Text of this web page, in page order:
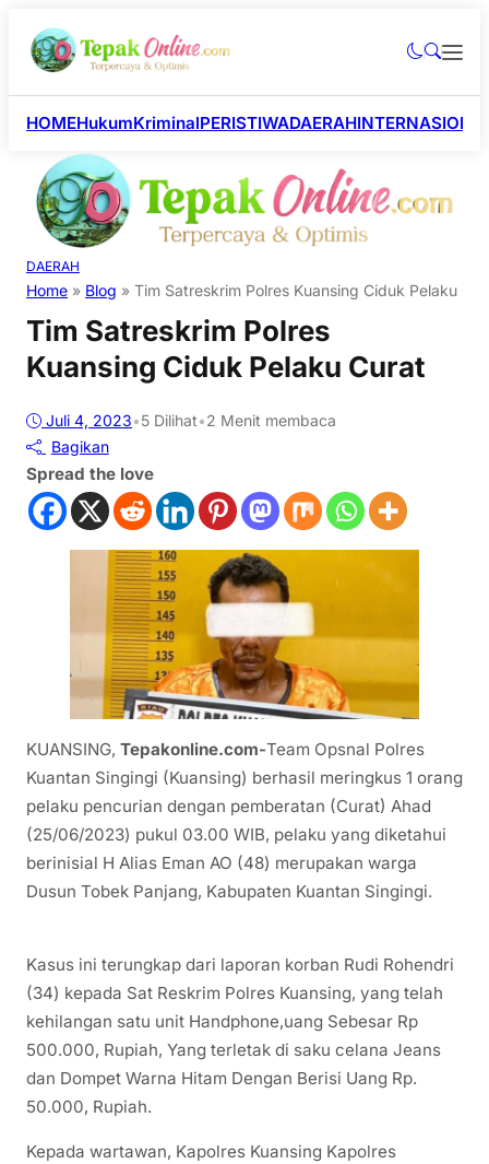
HOMEHukumKriminalPERISTIWADAERAH
DAERAH
Home » Blog » Tim Satreskrim Polres Kuansing Ciduk Pelaku
Tim Satreskrim Polres
Kuansing Ciduk Pelaku Curat
Juli 4, 2023•5 Dilihat•2 Menit membaca
Bagikan
Spread the love
KUANSING, Tepakonline.com-Team Opsnal Polres
Kuantan Singingi (Kuansing) berhasil meringkus 1 orang
pelaku pencurian dengan pemberatan (Curat) Ahad
(25/06/2023) pukul 03.00 WIB, pelaku yang diketahui
berinisial H Alias Eman AO (48) merupakan warga
Dusun Tobek Panjang, Kabupaten Kuantan Singingi.
Kasus ini terungkap dari laporan korban Rudi Rohendri
(34) kepada Sat Reskrim Polres Kuansing, yang telah
kehilangan satu unit Handphone,uang Sebesar Rp
500.000, Rupiah, Yang terletak di saku celana Jeans
dan Dompet Warna Hitam Dengan Berisi Uang Rp.
50.000, Rupiah.
Kepada wartawan, Kapolres Kuansing Kapolres